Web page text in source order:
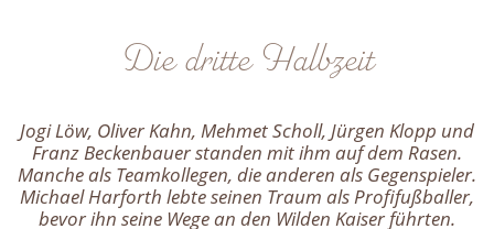
Die dritte Halbzeit
Jogi Löw, Oliver Kahn, Mehmet Scholl, Jürgen Klopp und
Franz Beckenbauer standen mit ihm auf dem Rasen.
Manche als Teamkollegen, die anderen als Gegenspieler.
Michael Harforth lebte seinen Traum als Profifußballer,
bevor ihn seine Wege an den Wilden Kaiser führten.